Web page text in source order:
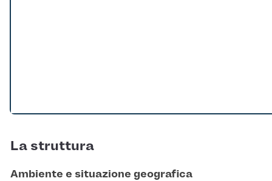
La struttura
Ambiente e situazione geografica